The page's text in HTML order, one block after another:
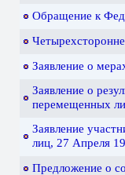
Обращение к
Заявление о
Заявление о
перемещенных
Заявление
лиц, 27 Апреля
Предложение о